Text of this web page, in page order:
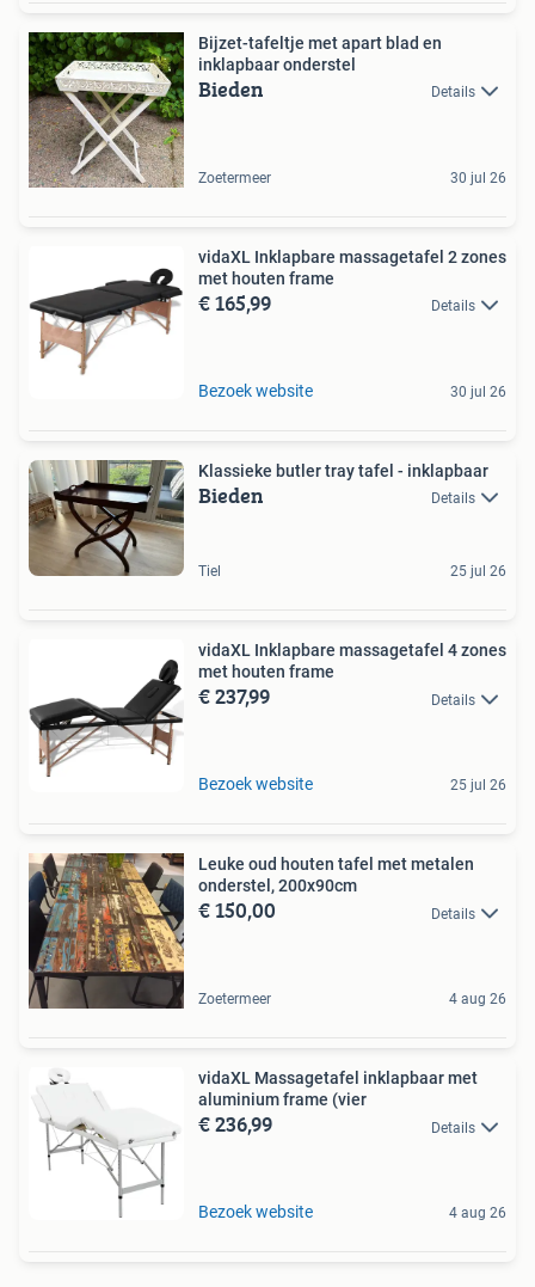
Bijzet-tafeltje met apart blad en
inklapbaar onderstel
Bieden Details
Zoetermeer 30 jul 26
vidaXL Inklapbare massagetafel 2 zones
met houten frame
€ 165,99 Details
Bezoek website 30 jul 26
Klassieke butler tray tafel - inklapbaar
Bieden Details
Tiel 25 jul 26
vidaXL Inklapbare massagetafel 4 zones
met houten frame
€ 237,99 Details
Bezoek website 25 jul 26
Leuke oud houten tafel met metalen
onderstel, 200x90cm
€ 150,00 Details
Zoetermeer 4 aug 26
vidaXL Massagetafel inklapbaar met
aluminium frame (vier
€ 236,99 Details
Bezoek website 4 aug 26